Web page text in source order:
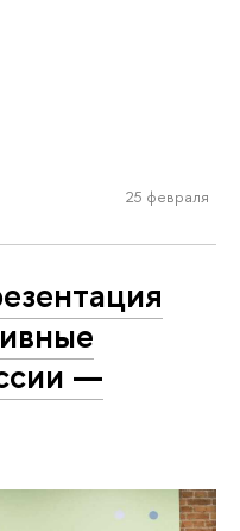
25 февраля
—